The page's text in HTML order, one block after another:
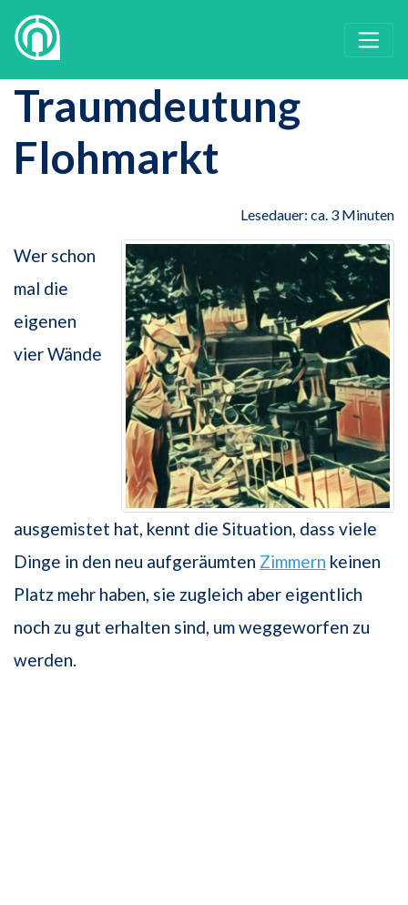
Traumdeutung
Flohmarkt
Lesedauer: ca. 3 Minuten
Wer schon
mal die
eigenen
vier Wände
ausgemistet hat, kennt die Situation, dass viele
Dinge in den neu aufgeräumten Zimmern keinen
Platz mehr haben, sie zugleich aber eigentlich
noch zu gut erhalten sind, um weggeworfen zu
werden.